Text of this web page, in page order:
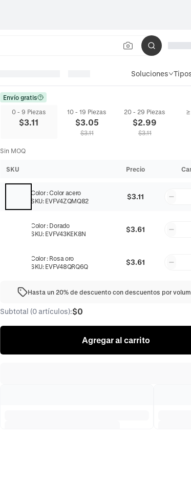
Soluciones
Envío gratis
0 - 9 Piezas
$3.11
10 - 19 Piezas
$3.05
$3.11
20 - 29 Piezas
$2.99
$3.11
≥
Sin MOQ
SKU Precio
Color:Color acero
SKU: EVFV4ZQMQ82 $3.11
Color: Dorado
SKU: EVFV43KEK8N $3.61
Color: Rosa oro
SKU: EVFV48QRQ6Q $3.61
Hasta un 20% de descuento con descuentos por
Subtotal (0 artículos):$0
Agregar al carrito